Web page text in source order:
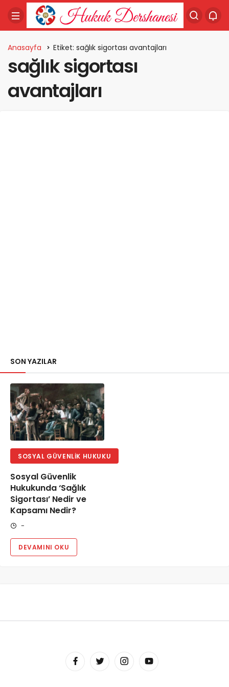
Anasayfa Etiket: sağlık sigortası avantajları
sağlık sigortası
avantajları
SON YAZILAR
SOSYAL GÜVENLIK HUKUKU
Sosyal Güvenlik
Hukukunda ‘Sağlık
Sigortası’ Nedir ve
Kapsamı Nedir?
-
DEVAMINI OKU